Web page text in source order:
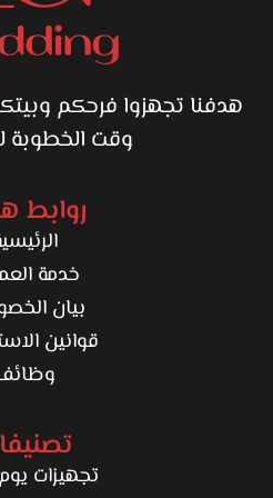
هدفنا تجهزوا فرحكم
وقت الخطوبة
روابط
خدمة
بيان
قوانين
تجهيزات